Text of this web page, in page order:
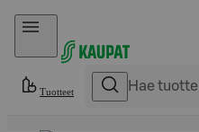
Hyppää sisältöön
Tuotteet